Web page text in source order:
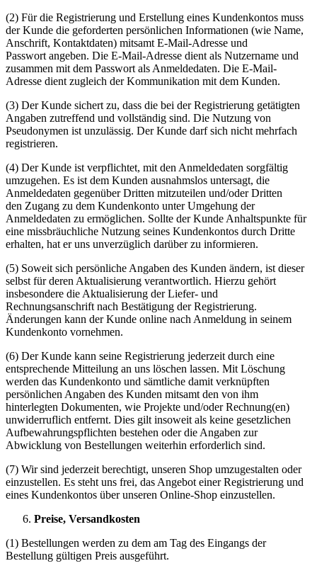
(2) Für die Registrierung und Erstellung eines Kundenkontos muss
der Kunde die geforderten persönlichen Informationen (wie Name,
Anschrift, Kontaktdaten) mitsamt E-Mail-Adresse und
Passwort angeben. Die E-Mail-Adresse dient als Nutzername und
zusammen mit dem Passwort als Anmeldedaten. Die E-Mail-
Adresse dient zugleich der Kommunikation mit dem Kunden.
(3) Der Kunde sichert zu, dass die bei der Registrierung getätigten
Angaben zutreffend und vollständig sind. Die Nutzung von
Pseudonymen ist unzulässig. Der Kunde darf sich nicht mehrfach
registrieren.
(4) Der Kunde ist verpflichtet, mit den Anmeldedaten sorgfältig
umzugehen. Es ist dem Kunden ausnahmslos untersagt, die
Anmeldedaten gegenüber Dritten mitzuteilen und/oder Dritten
den Zugang zu dem Kundenkonto unter Umgehung der
Anmeldedaten zu ermöglichen. Sollte der Kunde Anhaltspunkte für
eine missbräuchliche Nutzung seines Kundenkontos durch Dritte
erhalten, hat er uns unverzüglich darüber zu informieren.
(5) Soweit sich persönliche Angaben des Kunden ändern, ist dieser
selbst für deren Aktualisierung verantwortlich. Hierzu gehört
insbesondere die Aktualisierung der Liefer- und
Rechnungsanschrift nach Bestätigung der Registrierung.
Änderungen kann der Kunde online nach Anmeldung in seinem
Kundenkonto vornehmen.
(6) Der Kunde kann seine Registrierung jederzeit durch eine
entsprechende Mitteilung an uns löschen lassen. Mit Löschung
werden das Kundenkonto und sämtliche damit verknüpften
persönlichen Angaben des Kunden mitsamt den von ihm
hinterlegten Dokumenten, wie Projekte und/oder Rechnung(en)
unwiderruflich entfernt. Dies gilt insoweit als keine gesetzlichen
Aufbewahrungspflichten bestehen oder die Angaben zur
Abwicklung von Bestellungen weiterhin erforderlich sind.
(7) Wir sind jederzeit berechtigt, unseren Shop umzugestalten oder
einzustellen. Es steht uns frei, das Angebot einer Registrierung und
eines Kundenkontos über unseren Online-Shop einzustellen.
Preise, Versandkosten
(1) Bestellungen werden zu dem am Tag des Eingangs der
Bestellung gültigen Preis ausgeführt.